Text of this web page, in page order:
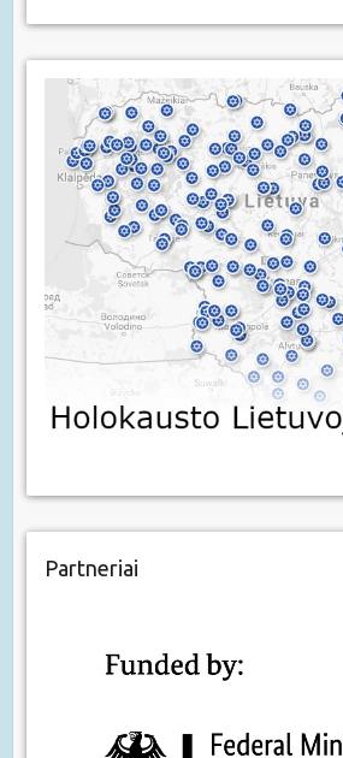
Partneriai